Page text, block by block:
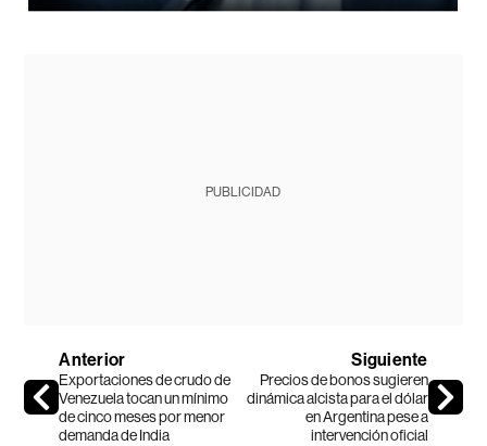
PUBLICIDAD
Anterior
Exportaciones de crudo de
Venezuela tocan un mínimo
de cinco meses por menor
demanda de India
Siguiente
Precios de bonos sugieren
dinámica alcista para el dólar
en Argentina pese a
intervención oficial